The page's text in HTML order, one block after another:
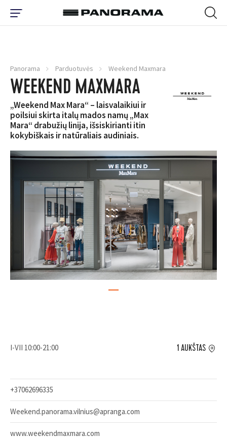
Panorama Parduotuvės Weekend Maxmara
WEEKEND MAXMARA
„Weekend Max Mara“ – laisvalaikiui ir
poilsiui skirta italų mados namų „Max
Mara“ drabužių linija, išsiskirianti itin
kokybiškais ir natūraliais audiniais.
I-VII 10:00-21:00
+37062696335
Weekend.panorama.vilnius@apranga.com
www.weekendmaxmara.com
1 AUKŠTAS